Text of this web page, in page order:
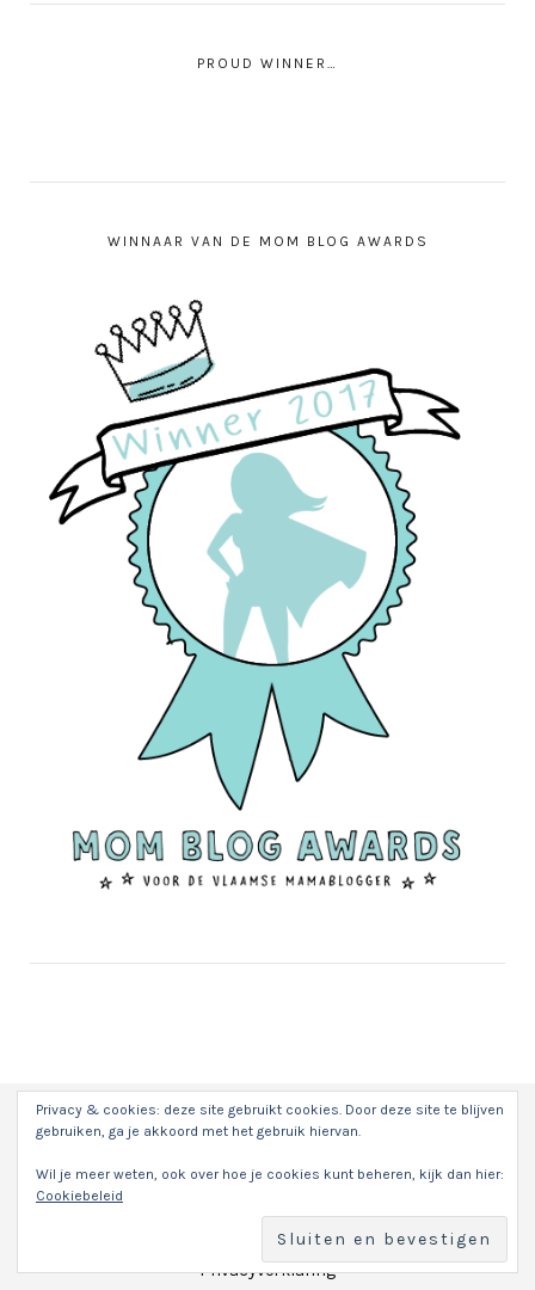
PROUD WINNER…
WINNAAR VAN DE MOM BLOG AWARDS
Home
Who am I
Media / Press
Samenwerken/collab
Disclaimer
Privacyverklaring
Privacy & cookies: deze site gebruikt cookies. Door deze site te blijven
gebruiken, ga je akkoord met het gebruik hiervan.
Wil je meer weten, ook over hoe je cookies kunt beheren, kijk dan hier:
Cookiebeleid